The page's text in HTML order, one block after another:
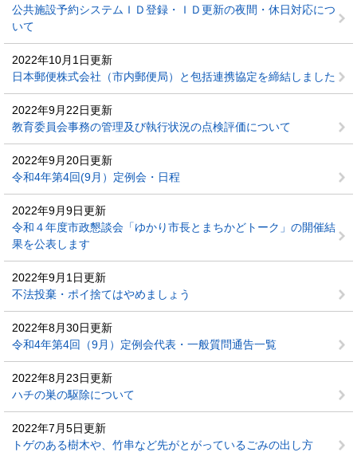
公共施設予約システムＩＤ登録・ＩＤ更新の夜間・休日対応につ
いて
2022年10月1日更新
日本郵便株式会社（市内郵便局）と包括連携協定を締結しました
2022年9月22日更新
教育委員会事務の管理及び執行状況の点検評価について
2022年9月20日更新
令和4年第4回(9月）定例会・日程
2022年9月9日更新
令和４年度市政懇談会「ゆかり市長とまちかどトーク」の開催結
果を公表します
2022年9月1日更新
不法投棄・ポイ捨てはやめましょう
2022年8月30日更新
令和4年第4回（9月）定例会代表・一般質問通告一覧
2022年8月23日更新
ハチの巣の駆除について
2022年7月5日更新
トゲのある樹木や、竹串など先がとがっているごみの出し方